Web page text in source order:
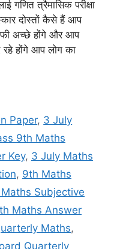
गणित त्रैमासिक परीक्षा
दोस्तों कैसे हैं आप
अच्छे होंगे और आप
रहे होंगे आप लोग का
Paper, 3 July
9th Maths
Key, 3 July Maths
, 9th Maths
Subjective
Maths Answer
Maths,
Quarterly